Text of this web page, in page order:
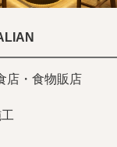
店・食物販店